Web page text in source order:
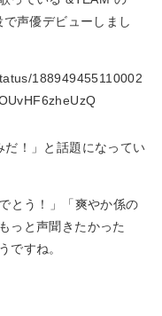
声優デビューしまし
188949455110002
！」と話題になってい
とう！」「爽やか係の
っと声聞きたかった
ですね。